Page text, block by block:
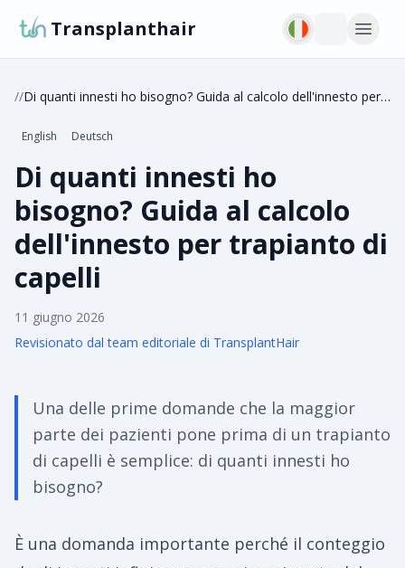
Transplanthair
// Di quanti innesti ho bisogno? Guida al calcolo dell'innesto per trapianto di capelli
English Deutsch
Di quanti innesti ho
bisogno? Guida al calcolo
dell'innesto per trapianto di
capelli
11 giugno 2026
Revisionato dal team editoriale di TransplantHair
Una delle prime domande che la maggior
parte dei pazienti pone prima di un trapianto
di capelli è semplice: di quanti innesti ho
bisogno?
È una domanda importante perché il conteggio